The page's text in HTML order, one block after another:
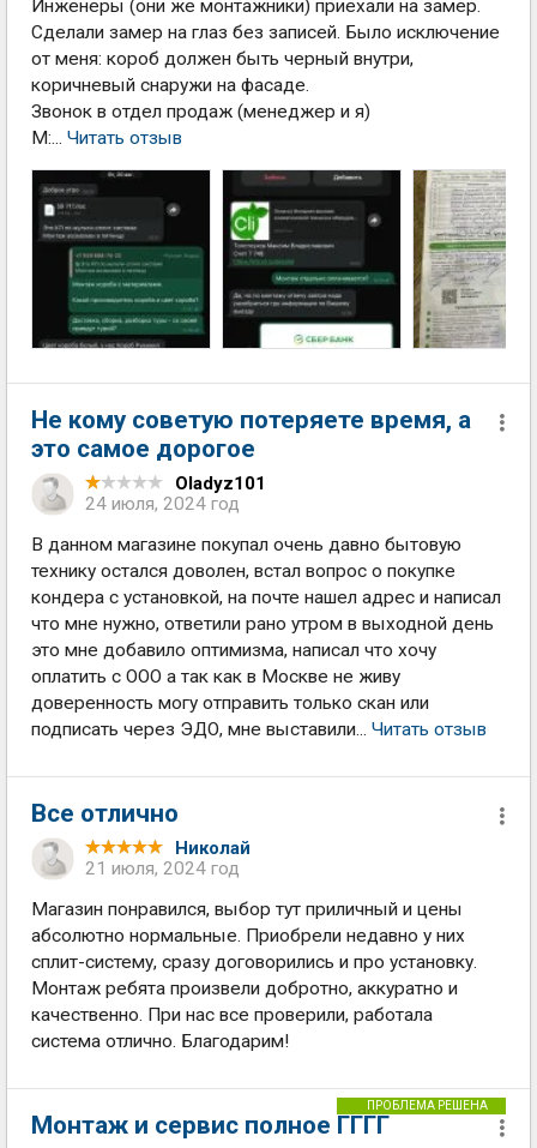
Инженеры (они же монтажники) приехали на замер.
Сделали замер на глаз без записей. Было исключение
от меня: короб должен быть черный внутри,
коричневый снаружи на фасаде.
Звонок в отдел продаж (менеджер и я)
М:... Читать отзыв
Не кому советую потеряете время, а
это самое дорогое
Oladyz101
24 июля, 2024 год
В данном магазине покупал очень давно бытовую
технику остался доволен, встал вопрос о покупке
кондера с установкой, на почте нашел адрес и написал
что мне нужно, ответили рано утром в выходной день
это мне добавило оптимизма, написал что хочу
оплатить с ООО а так как в Москве не живу
доверенность могу отправить только скан или
подписать через ЭДО, мне выставили... Читать отзыв
Все отлично
Николай
21 июля, 2024 год
Магазин понравился, выбор тут приличный и цены
абсолютно нормальные. Приобрели недавно у них
сплит-систему, сразу договорились и про установку.
Монтаж ребята произвели добротно, аккуратно и
качественно. При нас все проверили, работала
система отлично. Благодарим!
Монтаж и сервис полное ГГГГ
ПРОБЛЕМА РЕШЕНА